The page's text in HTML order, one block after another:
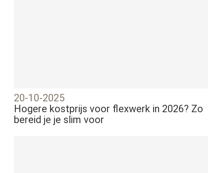
20-10-2025
Hogere kostprijs voor flexwerk in 2026? Zo
bereid je je slim voor